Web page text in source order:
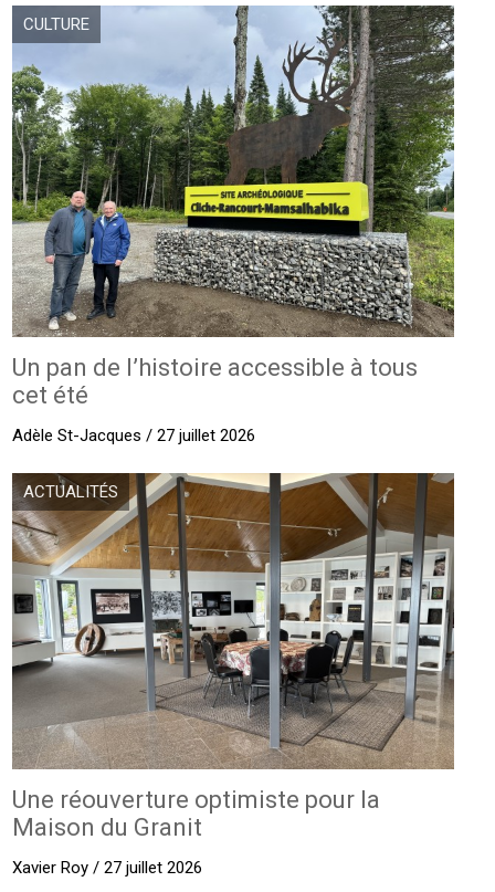
CULTURE
Un pan de l’histoire accessible à tous
cet été
Adèle St-Jacques / 27 juillet 2026
ACTUALITÉS
Une réouverture optimiste pour la
Maison du Granit
Xavier Roy / 27 juillet 2026